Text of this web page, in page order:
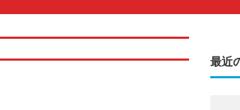
最近